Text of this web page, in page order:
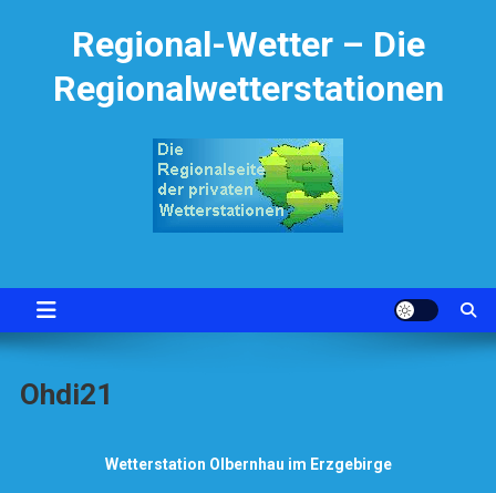
Regional-Wetter – Die
Regionalwetterstationen
Ohdi21
Wetterstation Olbernhau im Erzgebirge